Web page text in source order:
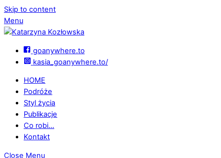
Skip to content
Menu
goanywhere.to
kasia_goanywhere.to/
HOME
Podróże
Styl życia
Publikacje
Co robi…
Kontakt
Close Menu